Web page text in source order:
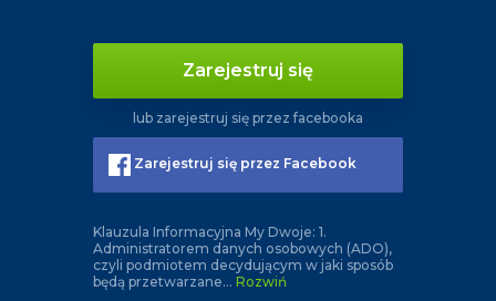
Zarejestruj się
lub zarejestruj się przez facebooka
Zarejestruj się przez Facebook
Klauzula Informacyjna My Dwoje: 1.
Administratorem danych osobowych (ADO),
czyli podmiotem decydującym w jaki sposób
będą przetwarzane... Rozwiń